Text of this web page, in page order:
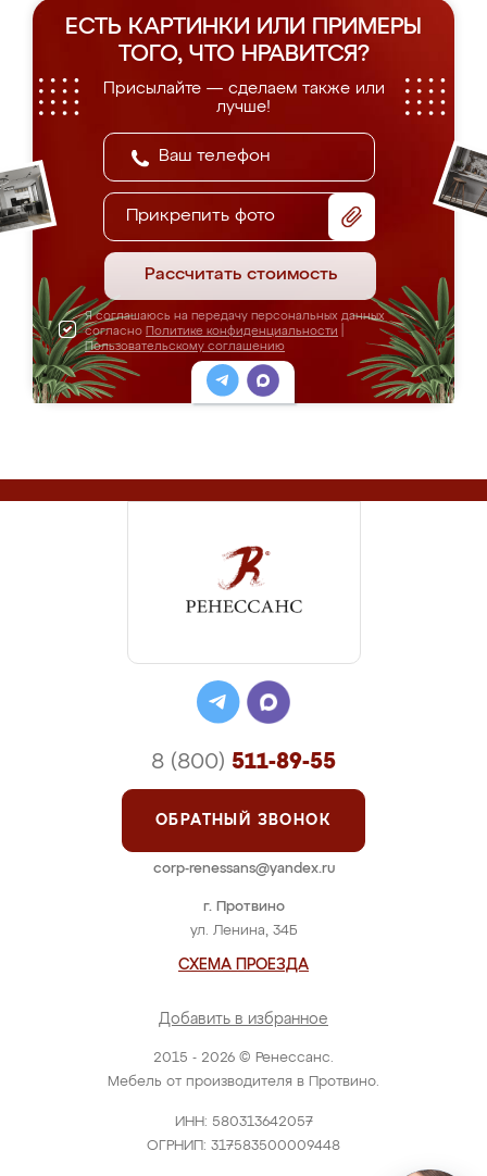
ЕСТЬ КАРТИНКИ ИЛИ ПРИМЕРЫ
ТОГО, ЧТО НРАВИТСЯ?
Присылайте — сделаем также или
лучше!
Прикрепить фото
Рассчитать стоимость
Я соглашаюсь на передачу персональных данных
согласно Политике конфиденциальности
Пользовательскому соглашению
2015 - 2026 © Ренессанс.
Мебель от производителя в Протвино.
ИНН: 580313642057
ОГРНИП: 317583500009448
г. Протвино
ул. Ленина, 34Б
СХЕМА ПРОЕЗДА
Добавить в избранное
8 (800) 511-89-55
ОБРАТНЫЙ ЗВОНОК
corp-renessans@yandex.ru